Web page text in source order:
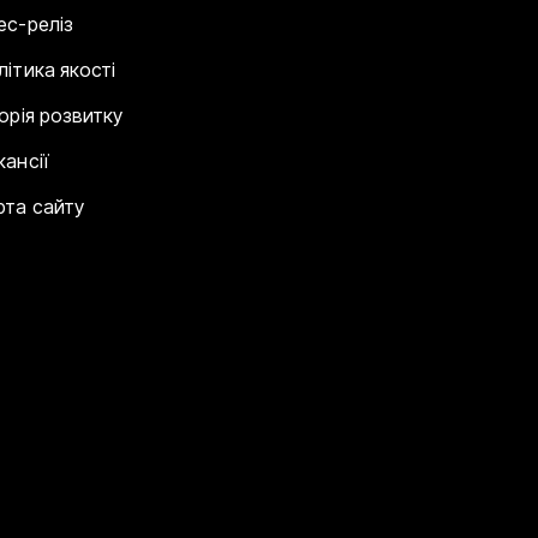
реліз
якості
розвитку
сайту